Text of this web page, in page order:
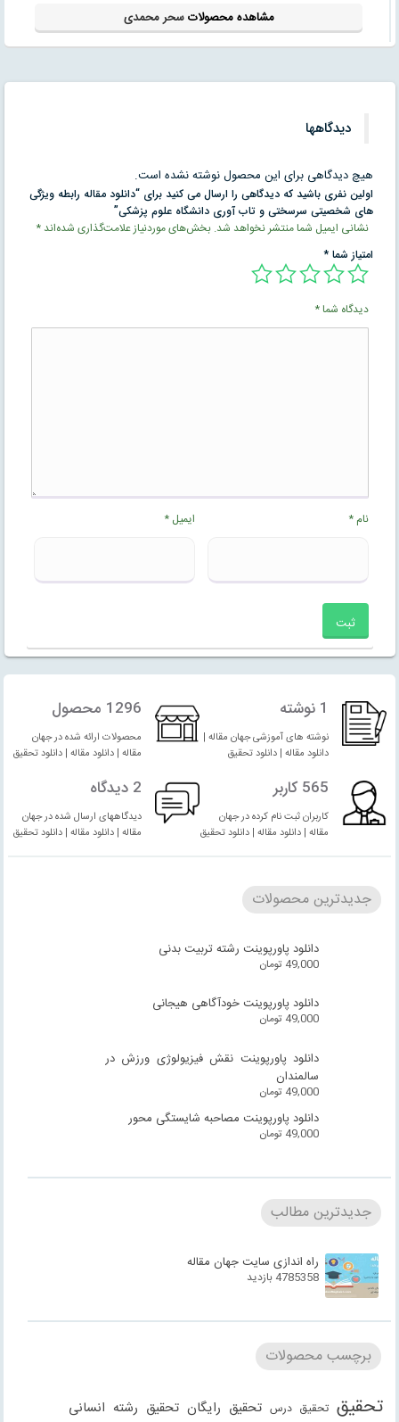
مشاهده محصولاتسحر محمدی
دیدگاهها
هیچ دیدگاهی برای این محصول نوشته نشده است.
اولین نفری باشید که دیدگاهی را ارسال می کنید برای “دانلود مقاله رابطه ویژگی
های شخصیتی سرسختی و تاب آوری دانشگاه علوم پزشکی”
نشانی ایمیل شما منتشر نخواهد شد. بخش‌های موردنیاز علامت‌گذاری شده‌اند*
امتیاز شما*
دیدگاه شما*
نام* ایمیل*
1 نوشته
نوشته های آموزشی جهان مقاله |
دانلود مقاله | دانلود تحقیق
1296 محصول
محصولات ارائه شده در جهان
مقاله | دانلود مقاله | دانلود تحقیق
565 کاربر
کاربران ثبت نام کرده در جهان
مقاله | دانلود مقاله | دانلود تحقیق
2 دیدگاه
دیدگاههای ارسال شده در جهان
مقاله | دانلود مقاله | دانلود تحقیق
جدیدترین محصولات
دانلود پاورپوینت رشته تربیت بدنی
49,000 تومان
دانلود پاورپوینت خودآگاهی هیجانی
49,000 تومان
دانلود پاورپوینت نقش فیزیولوژی ورزش در
سالمندان
49,000 تومان
دانلود پاورپوینت مصاحبه شایستگی محور
49,000 تومان
جدیدترین مطالب
راه اندازی سایت جهان مقاله
4785358 بازدید
برچسب محصولات
تحقیق تحقیق درس تحقیق رایگان تحقیق رشته انسانی